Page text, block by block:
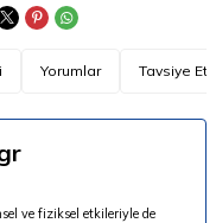
Yorumlar Tavsiye Et
ve fiziksel etkileriyle de